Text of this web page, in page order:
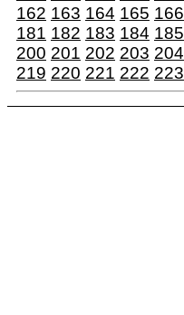
162 163 164 165 166
181 182 183 184 185
200 201 202 203 204
219 220 221 222 223